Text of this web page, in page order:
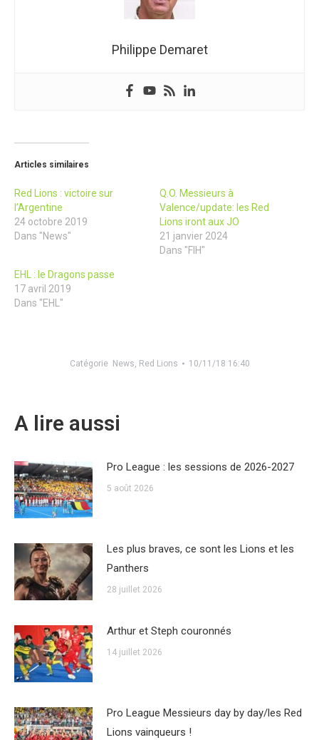
Philippe Demaret
Articles similaires
Red Lions : victoire sur
l’Argentine
24 octobre 2019
Dans "News"
Q.O. Messieurs à
Valence/update: les Red
Lions iront aux JO
21 janvier 2024
Dans "FIH"
EHL : le Dragons passe
17 avril 2019
Dans "EHL"
Catégorie News, Red Lions 10/11/18 16:40
A lire aussi
Pro League : les sessions de 2026-2027
5 août 2026
Les plus braves, ce sont les Lions et les
Panthers
28 juillet 2026
Arthur et Steph couronnés
14 juillet 2026
Pro League Messieurs day by day/les Red
Lions vainqueurs !